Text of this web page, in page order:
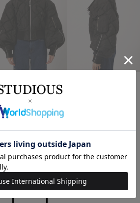
TOGA
Quilting short blouson
￥101,200
カラー